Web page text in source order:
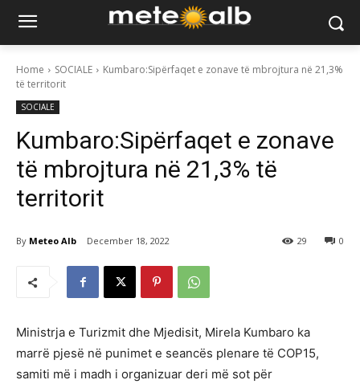
Home SOCIALE
Kumbaro:Sipërfaqet e zonave të mbrojtura në 2️1️,3️%
të territorit
SOCIALE
Kumbaro:Sipërfaqet e zonave
të mbrojtura në 2️1️,3️% të
territorit
By Meteo Alb December 18, 2022 0
29
Ministrja e Turizmit dhe Mjedisit, Mirela Kumbaro ka
marrë pjesë në punimet e seancës plenare të COP15,
samiti më i madh i organizuar deri më sot për